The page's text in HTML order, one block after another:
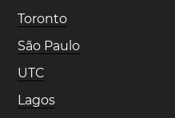
Toronto
São Paulo
UTC
Lagos